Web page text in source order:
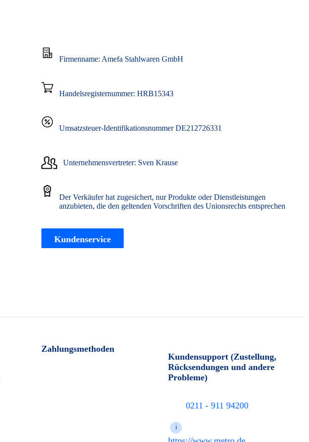
Firmenname: Amefa Stahlwaren GmbH
Handelsregisternummer: HRB15343
Umsatzsteuer-Identifikationsnummer DE212726331
Unternehmensvertreter: Sven Krause
Der Verkäufer hat zugesichert, nur Produkte oder Dienstleistungen
anzubieten, die den geltenden Vorschriften des Unionsrechts entsprechen
Kundenservice
Zahlungsmethoden
Kundensupport (Zustellung,
Rücksendungen und andere
Probleme)
0211 - 911 94200
i